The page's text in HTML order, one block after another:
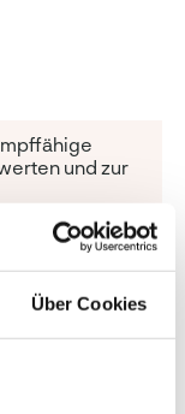
Über Cookies
und zur